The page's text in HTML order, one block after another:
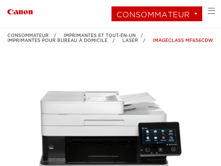
CONSOMMATEUR
CONSOMMATEUR
IMPRIMANTES ET TOUT-EN-UN
IMPRIMANTES POUR BUREAU À DOMICILE
LASER IMAGECLASS MF656CDW